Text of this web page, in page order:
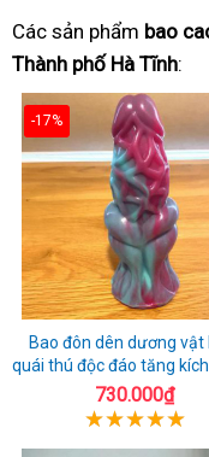
Các sản phẩm bao
Thành phố Hà Tĩnh:
-17%
Bao đôn dên dương vật
quái thú độc đáo tăng
730.000₫